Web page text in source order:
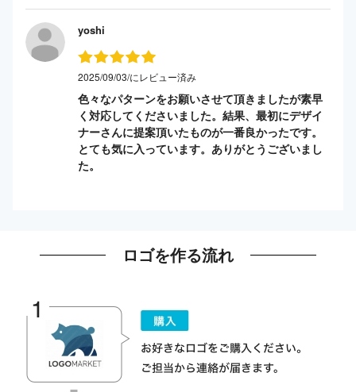
yoshi
2025/09/03/にレビュー済み
色々なパターンをお願いさせて頂きましたが素早
く対応してくださいました。結果、最初にデザイ
ナーさんに提案頂いたものが一番良かったです。
とても気に入っています。ありがとうございまし
た。
ロゴを作る流れ